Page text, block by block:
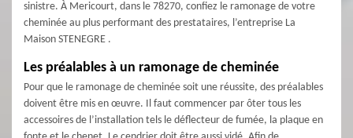
sinistre. À Mericourt, dans le 78270, confiez le ramonage de votre
cheminée au plus performant des prestataires, l’entreprise La
Maison STENEGRE .
Les préalables à un ramonage de cheminée
Pour que le ramonage de cheminée soit une réussite, des préalables
doivent être mis en œuvre. Il faut commencer par ôter tous les
accessoires de l’installation tels le déflecteur de fumée, la plaque en